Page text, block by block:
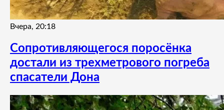
Вчера, 20:18
Сопротивляющегося поросёнка
достали из трехметрового погреба
спасатели Дона